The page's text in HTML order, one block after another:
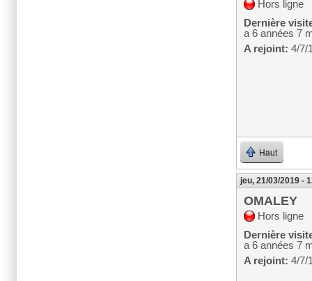
Hors ligne
Dernière
a 6 années 7
A rejoint: 4/7/
Haut
jeu, 21/03/2019 -
OMALEY
Hors ligne
Dernière
a 6 années 7
A rejoint: 4/7/